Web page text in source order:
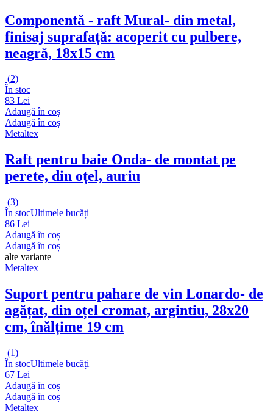
Componentă - raft Mural- din metal,
finisaj suprafață: acoperit cu pulbere,
neagră, 18x15 cm
(2)
În stoc
83 Lei
Adaugă în coș
Adaugă în coș
Metaltex
Raft pentru baie Onda- de montat pe
perete, din oțel, auriu
(3)
În stocUltimele bucăți
86 Lei
Adaugă în coș
Adaugă în coș
alte variante
Metaltex
Suport pentru pahare de vin Lonardo- de
agățat, din oțel cromat, argintiu, 28x20
cm, înălțime 19 cm
(1)
În stocUltimele bucăți
67 Lei
Adaugă în coș
Adaugă în coș
Metaltex